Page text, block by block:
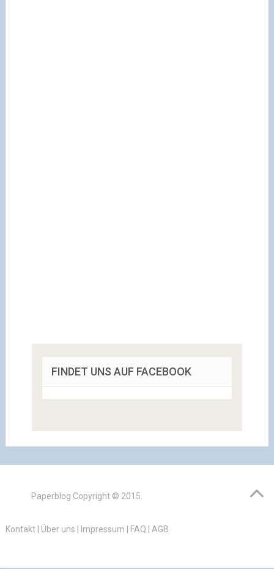
FINDET UNS AUF FACEBOOK
Paperblog Copyright © 2015.
Kontakt| Über uns Impressum FAQ AGB